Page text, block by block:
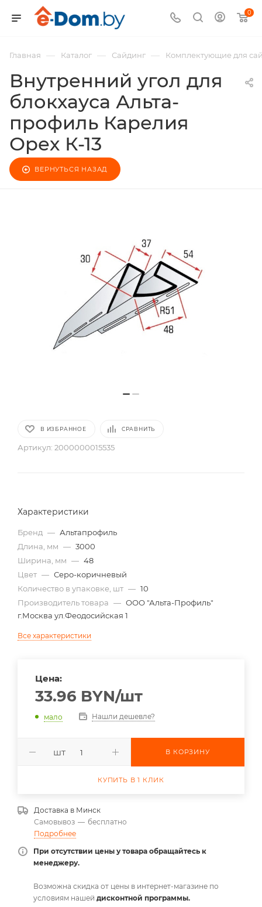
0
Главная — Каталог — Сайдинг — Комплектующие для
Внутренний угол для
блокхауса Альта-
профиль Карелия
Орех К-13
ВЕРНУТЬСЯ НАЗАД
В ИЗБРАННОЕ СРАВНИТЬ
Артикул: 2000000015535
Характеристики
Бренд — Альтапрофиль
Длина, мм — 3000
Ширина, мм — 48
Цвет — Серо-коричневый
Количество в упаковке, шт — 10
Производитель товара — ООО "Альта-Профиль"
г.Москва ул.Феодосийская 1
Все характеристики
Цена:
33.96 BYN/шт
мало Нашли дешевле?
шт В КОРЗИНУ
КУПИТЬ В 1 КЛИК
Доставка в Минск
Самовывоз — бесплатно
Подробнее
При отсутствии цены у товара обращайтесь к
менеджеру.
Возможна скидка от цены в интернет-магазине по
условиям нашей дисконтной программы.